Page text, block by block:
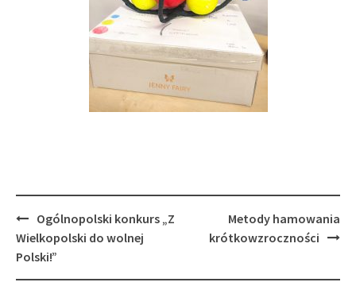
Post
navigation
Ogólnopolski konkurs „Z
Wielkopolski do wolnej
Polski!”
Metody hamowania
krótkowzroczności